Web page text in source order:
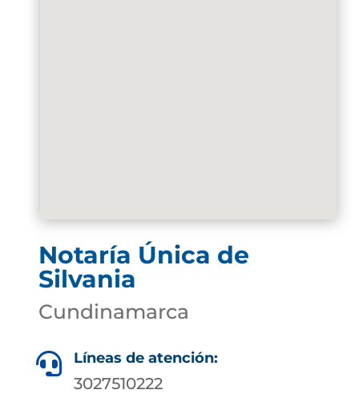
Notaría Única de
Silvania
Cundinamarca
 Líneas de atención:
3027510222